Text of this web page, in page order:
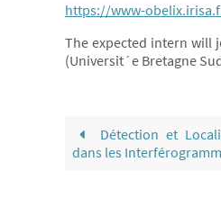
https://www-
The expected intern will
(Universit´e Bretagne
Détection et
dans les